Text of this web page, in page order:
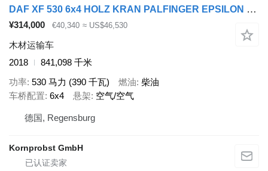
DAF XF 530 6x4 HOLZ KRAN PALFINGER EPSILON Nr: 377
¥314,000 €40,340 ≈ US$46,530
木材运输车
2018
841,098 千米
功率 530 马力 (390 千瓦) 燃油 柴油
车桥配置 6x4 悬架 空气/空气
德国, Regensburg
Kornprobst GmbH